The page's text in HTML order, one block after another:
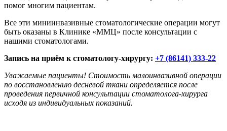
помог многим пациентам.
Все эти миниинвазивные стоматологические операции могут
быть оказаны в Клинике «ММЦ» после консультации с
нашими стоматологами.
Запись на приём к стоматологу-хирургу: +7 (86141) 333-22
Уважаемые пациенты! Стоимость малоинвазивной операции
по восстановлению десневой ткани определяется после
проведения первичной консультации стоматолога-хирурга
исходя из индивидуальных показаний.